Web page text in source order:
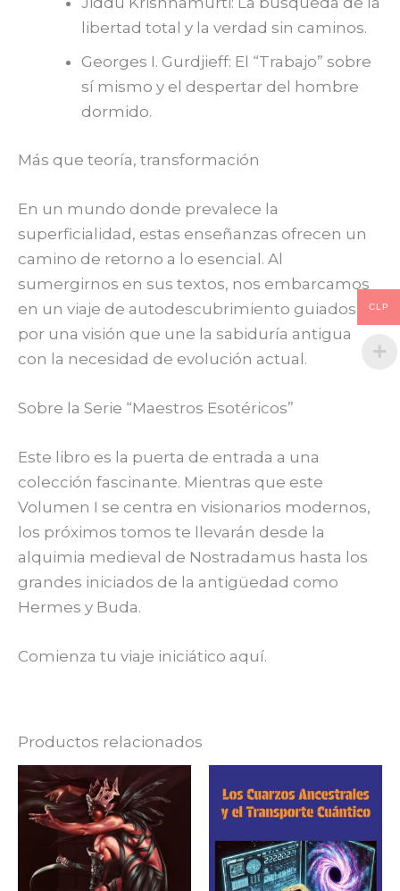
libertad total y la verdad sin caminos.
Georges I. Gurdjieff: El “Trabajo” sobre
sí mismo y el despertar del hombre
dormido.
Más que teoría, transformación
En un mundo donde prevalece la
superficialidad, estas enseñanzas ofrecen un
camino de retorno a lo esencial. Al
sumergirnos en sus textos, nos embarcamos
en un viaje de autodescubrimiento guiados
por una visión que une la sabiduría antigua
con la necesidad de evolución actual.
Sobre la Serie “Maestros Esotéricos”
Este libro es la puerta de entrada a una
colección fascinante. Mientras que este
Volumen I se centra en visionarios modernos,
los próximos tomos te llevarán desde la
alquimia medieval de Nostradamus hasta los
grandes iniciados de la antigüedad como
Hermes y Buda.
Comienza tu viaje iniciático aquí.
Productos relacionados
CLP